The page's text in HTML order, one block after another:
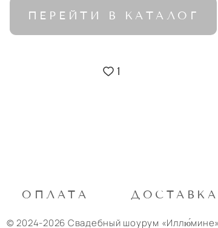
ПЕРЕЙТИ В КАТАЛОГ
1
ОПЛАТА ДОСТАВКА
© 2024-2026 Свадебный шоурум «Иллю́мине»